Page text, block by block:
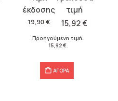
19,90 €
price
was:
15,92€
τρέχουσα
τιμή
15,92 €.
Προηγούμενη τιμή:
15,92 €.
ΑΓΟΡΑ